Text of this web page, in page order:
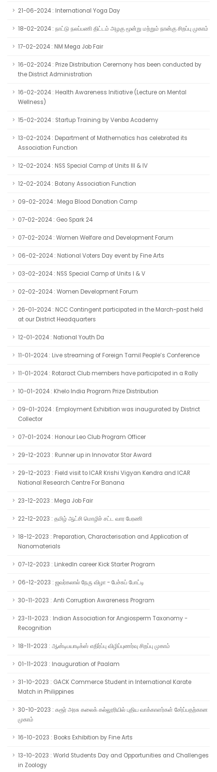
21-06-2024 : International Yoga Day
18-02-2024 : நாட்டு நலப்பணி திட்டம் அழகு மூன்று மற்றும் நான்கு சிறப்பு முகாம்
17-02-2024 : NM Mega Job Fair
16-02-2024 : Prize Distribution Ceremony has been conducted by
the District Administration
16-02-2024 : Health Awareness Initiative (Lecture on Mental
Wellness)
15-02-2024 : Startup Training by Venba Academy
13-02-2024 : Department of Mathematics has celebrated its
Association Function
12-02-2024 : NSS Special Camp of Units III & IV
12-02-2024 : Botany Association Function
09-02-2024 : Mega Blood Donation Camp
07-02-2024 : Geo Spark 24
07-02-2024 : Women Welfare and Development Forum
06-02-2024 : National Voters Day event by Fine Arts
03-02-2024 : NSS Special Camp of Units I & V
02-02-2024 : Women Development Forum
26-01-2024 : NCC Contingent participated in the March-past held
at our District Headquarters
12-01-2024 : National Youth Da
11-01-2024 : Live streaming of Foreign Tamil People’s Conference
11-01-2024 : Rotaract Club members have participated in a Rally
10-01-2024 : Khelo India Program Prize Distribution
09-01-2024 : Employment Exhibition was inaugurated by District
Collector
07-01-2024 : Honour Leo Club Program Officer
29-12-2023 : Runner up in Innovator Star Award
29-12-2023 : Field visit to ICAR Krishi Vigyan Kendra and ICAR
National Research Centre For Banana
23-12-2023 : Mega Job Fair
22-12-2023 : தமிழ் ஆட்சி மொழிச் சட்ட வார பேரணி
18-12-2023 : Preparation, Characterisation and Application of
Nanomaterials
07-12-2023 : LinkedIn career Kick Starter Program
06-12-2023 : ஜவர்கலால் நேரு விழா - பேச்சுப் போட்டி
30-11-2023 : Anti Corruption Awareness Program
23-11-2023 : Indian Association for Angiosperm Taxonomy -
Recognition
18-11-2023 : ஆன்டிபயாடிக்ஸ் எதிர்ப்பு விழிப்புணர்வு சிறப்பு முகாம்
01-11-2023 : Inauguration of Paalam
31-10-2023 : GACK Commerce Student in International Karate
Match in Philippines
30-10-2023 : கரூர் அரசு கலைக் கல்லூரியில் புதிய வாக்காளர்கள் சேர்ப்பதற்கான
முகாம்
16-10-2023 : Books Exhibition by Fine Arts
13-10-2023 : World Students Day and Opportunities and Challenges
in Zoology